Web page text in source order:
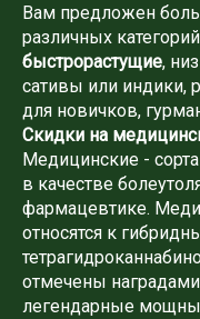
Вам предложен
различных
быстрорастущие,
сативы или индики,
для новичков,
Скидки на
Медицинские -
в качестве
фармацевтике.
относятся к
отмечены
легендарные